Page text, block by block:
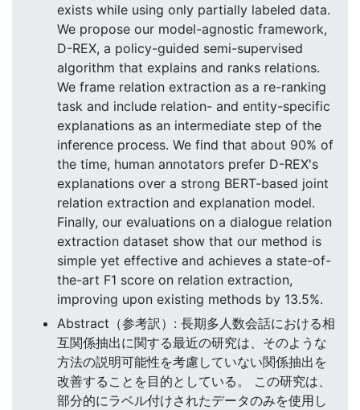
exists while using only partially labeled data.
We propose our model-agnostic framework,
D-REX, a policy-guided semi-supervised
algorithm that explains and ranks relations.
We frame relation extraction as a re-ranking
task and include relation- and entity-specific
explanations as an intermediate step of the
inference process. We find that about 90% of
the time, human annotators prefer D-REX's
explanations over a strong BERT-based joint
relation extraction and explanation model.
Finally, our evaluations on a dialogue relation
extraction dataset show that our method is
simple yet effective and achieves a state-of-
the-art F1 score on relation extraction,
improving upon existing methods by 13.5%.
Abstract（参考訳）: 長期多人数会話における相
互関係抽出に関する最近の研究は、そのような
方法の説明可能性を考慮していない関係抽出を
改善することを目的としている。 この研究は、
部分的にラベル付けされたデータのみを使用し